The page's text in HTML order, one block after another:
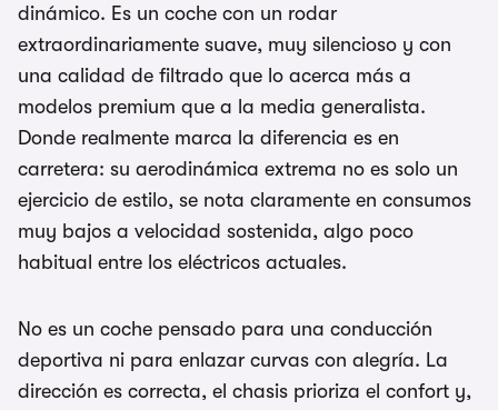
dinámico. Es un coche con un rodar
extraordinariamente suave, muy silencioso y con
una calidad de filtrado que lo acerca más a
modelos premium que a la media generalista.
Donde realmente marca la diferencia es en
carretera: su aerodinámica extrema no es solo un
ejercicio de estilo, se nota claramente en consumos
muy bajos a velocidad sostenida, algo poco
habitual entre los eléctricos actuales.
No es un coche pensado para una conducción
deportiva ni para enlazar curvas con alegría. La
dirección es correcta, el chasis prioriza el confort y,